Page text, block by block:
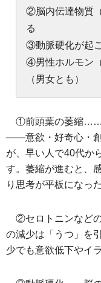
②脳内伝達物質
る
③動脈硬化が起
④男性ホルモン
（男女とも）
①前頭葉の萎縮……
――意欲・好奇心・創
が、早い人で40代か
す。萎縮が進むと、
り思考が平板になっ
②セロトニンなど
の減少は「うつ」を
少でも意欲低下やイ